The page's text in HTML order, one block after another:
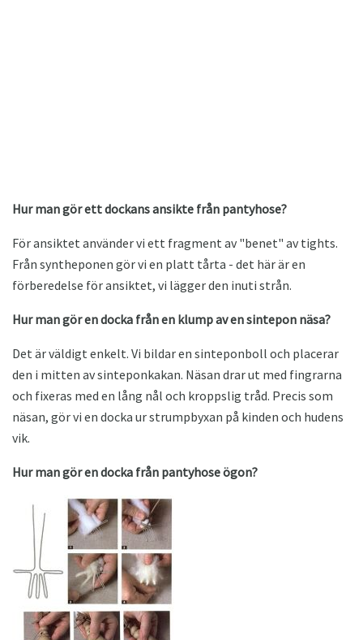
Hur man gör ett dockans ansikte från pantyhose?
För ansiktet använder vi ett fragment av "benet" av tights.
Från syntheponen gör vi en platt tårta - det här är en
förberedelse för ansiktet, vi lägger den inuti strån.
Hur man gör en docka från en klump av en sintepon näsa?
Det är väldigt enkelt. Vi bildar en sinteponboll och placerar
den i mitten av sinteponkakan. Näsan drar ut med fingrarna
och fixeras med en lång nål och kroppslig tråd. Precis som
näsan, gör vi en docka ur strumpbyxan på kinden och hudens
vik.
Hur man gör en docka från pantyhose ögon?